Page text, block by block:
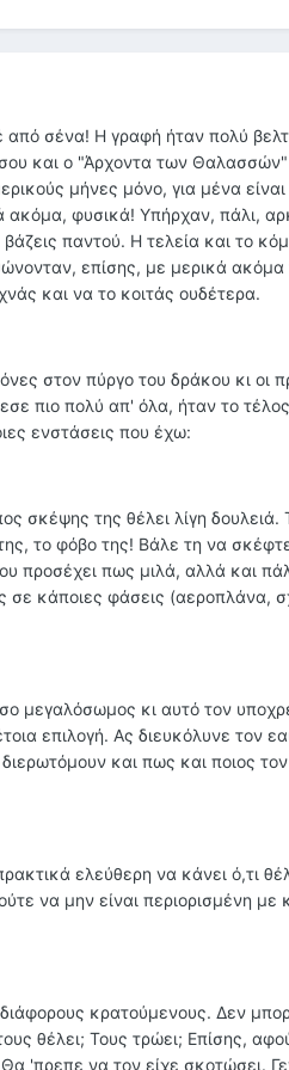
από σένα! Η γραφή ήταν πολύ
και ο "Άρχοντα των Θαλασσών"
μήνες μόνο, για μένα
ακόμα, φυσικά! Υπήρχαν, πάλι,
παντού. Η τελεία και το
επίσης, με μερικά
και να το κοιτάς ουδέτερα.
στον πύργο του δράκου κι οι
πιο πολύ απ' όλα, ήταν το
ενστάσεις που έχω:
σκέψης της θέλει λίγη
το φόβο της! Βάλε τη να
προσέχει πως μιλά, αλλά και
σε κάποιες φάσεις (αεροπλάνα,
μεγαλόσωμος κι αυτό τον
επιλογή. Ας διευκόλυνε τον
και πως και ποιος
ελεύθερη να κάνει ό,τι
να μην είναι περιορισμένη με
κρατούμενους. Δεν
θέλει; Τους τρώει; Επίσης,
'πρεπε να τον είχε σκοτώσει.